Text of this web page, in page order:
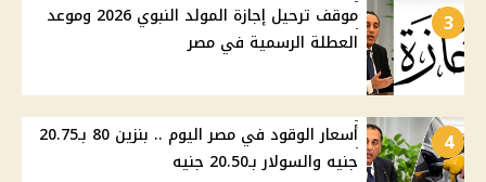
3
موقف ترحيل إجازة المولد النبوي 2026 وموعد
العطلة الرسمية في مصر
4
أسعار الوقود في مصر اليوم .. بنزين 80 بـ20.75
جنيه والسولار بـ20.50 جنيه